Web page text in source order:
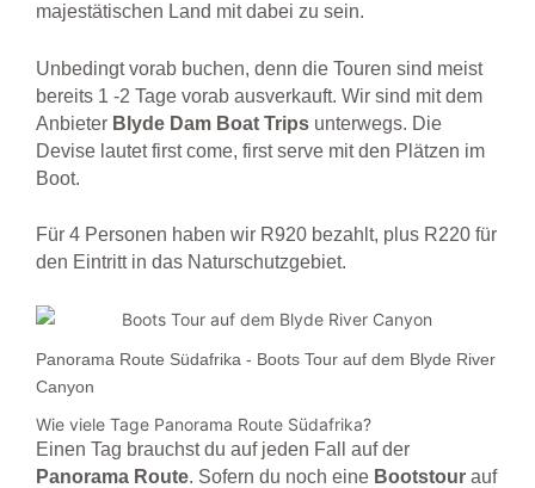
majestätischen Land mit dabei zu sein.
Unbedingt vorab buchen, denn die Touren sind meist
bereits 1 -2 Tage vorab ausverkauft. Wir sind mit dem
Anbieter Blyde Dam Boat Trips unterwegs. Die
Devise lautet first come, first serve mit den Plätzen im
Boot.
Für 4 Personen haben wir R920 bezahlt, plus R220 für
den Eintritt in das Naturschutzgebiet.
Panorama Route Südafrika - Boots Tour auf dem Blyde River
Canyon
Wie viele Tage Panorama Route Südafrika?
Einen Tag brauchst du auf jeden Fall auf der
Panorama Route. Sofern du noch eine Bootstour auf